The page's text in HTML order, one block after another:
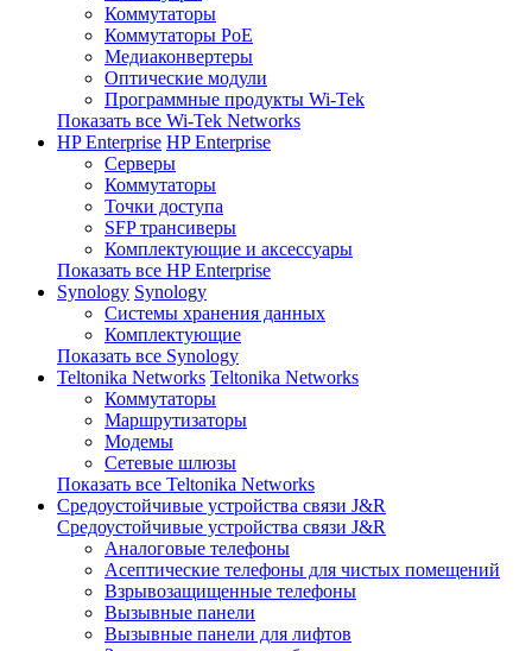
Коммутаторы
Коммутаторы PoE
Медиаконвертеры
Оптические модули
Программные продукты Wi-Tek
Показать все Wi-Tek Networks
HP Enterprise HP Enterprise
Серверы
Коммутаторы
Точки доступа
SFP трансиверы
Комплектующие и аксессуары
Показать все HP Enterprise
Synology Synology
Системы хранения данных
Комплектующие
Показать все Synology
Teltonika Networks Teltonika Networks
Коммутаторы
Маршрутизаторы
Модемы
Сетевые шлюзы
Показать все Teltonika Networks
Средоустойчивые устройства связи J&R
Средоустойчивые устройства связи J&R
Аналоговые телефоны
Асептические телефоны для чистых помещений
Взрывозащищенные телефоны
Вызывные панели
Вызывные панели для лифтов